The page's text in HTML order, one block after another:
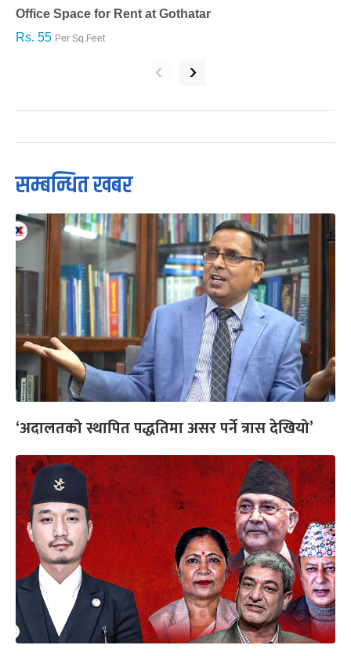
Office Space for Rent at Gothatar
Rs. 55 Per Sq.Feet
‹ ›
सम्बन्धित खबर
‘अदालतको स्थापित पद्धतिमा असर पर्ने त्रास देखियो’